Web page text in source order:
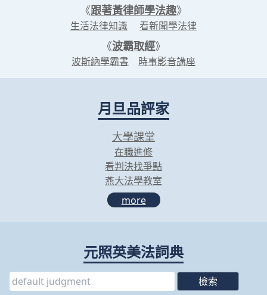
《跟著黃律師學法趣》
生活法律知識 看新聞學法律
《波霸取經》
波斯納學霸書 時事影音講座
月旦品評家
大學課堂
在職進修
看判決找爭點
燕大法學教室
more
元照英美法詞典